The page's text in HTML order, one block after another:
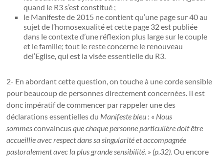
quand le R3 s’est constitué ;
le Manifeste de 2015 ne contient qu’une page sur 40 au
sujet de l’homosexualité et cette page 32 est publiée
dans le contexte d’une réflexion plus large sur le couple
et le famille; tout le reste concerne le renouveau
del’Eglise, qui est la visée essentielle du R3.
2- En abordant cette question, on touche à une corde sensible
pour beaucoup de personnes directement concernées. Il est
donc impératif de commencer par rappeler une des
déclarations essentielles du Manifeste bleu : « Nous
sommesconvaincusque chaque personne particulière doit être
accueillie avec respect dans sa singularité et accompagnée
pastoralement avec la plus grande sensibilité. » (p.32).Ou encore